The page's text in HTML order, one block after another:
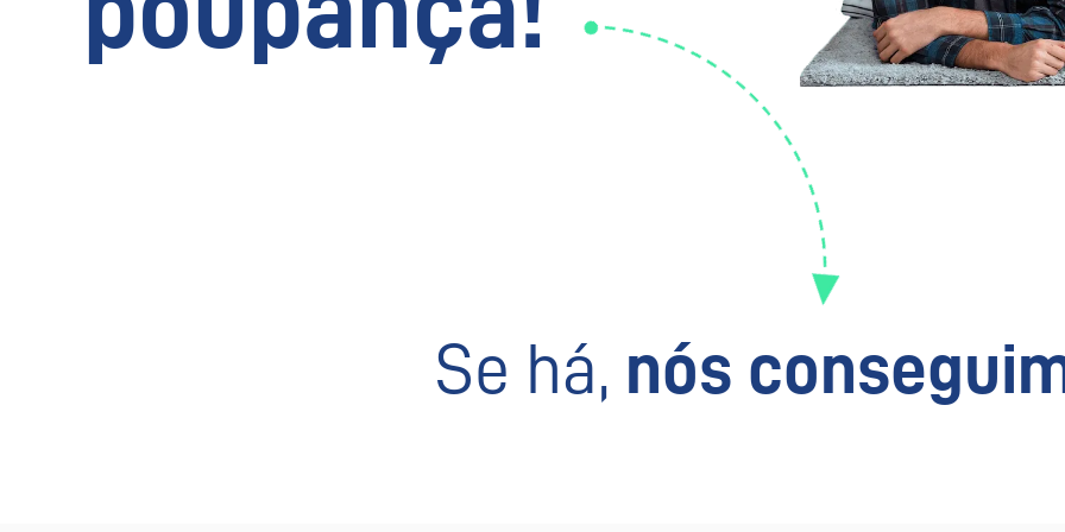
Se há, nós